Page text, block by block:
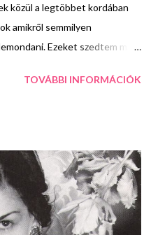
közül a legtöbbet kordában
amikről semmilyen
Ezeket szedtem ma
szép illatgyertya és már meg is
a vaníliással viszont ki lehet
és a legtöbb baromi
Nemrégiben a párom azt
vehetek másik bögrét, ha
TOVÁBBI INFORMÁCIÓK